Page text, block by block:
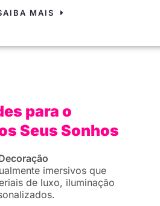
MAIS
para o
Seus Sonhos
imersivos que
de luxo, iluminação